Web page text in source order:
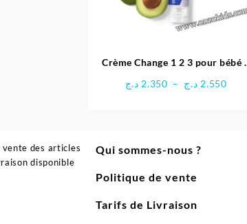
Crème Change 1 2 3 pour bébé –
2.350 د.ج – 2.550 د.ج
Plage
vente des articles
disponible
Qui sommes-nous ?
Politique de vente
Tarifs de Livraison